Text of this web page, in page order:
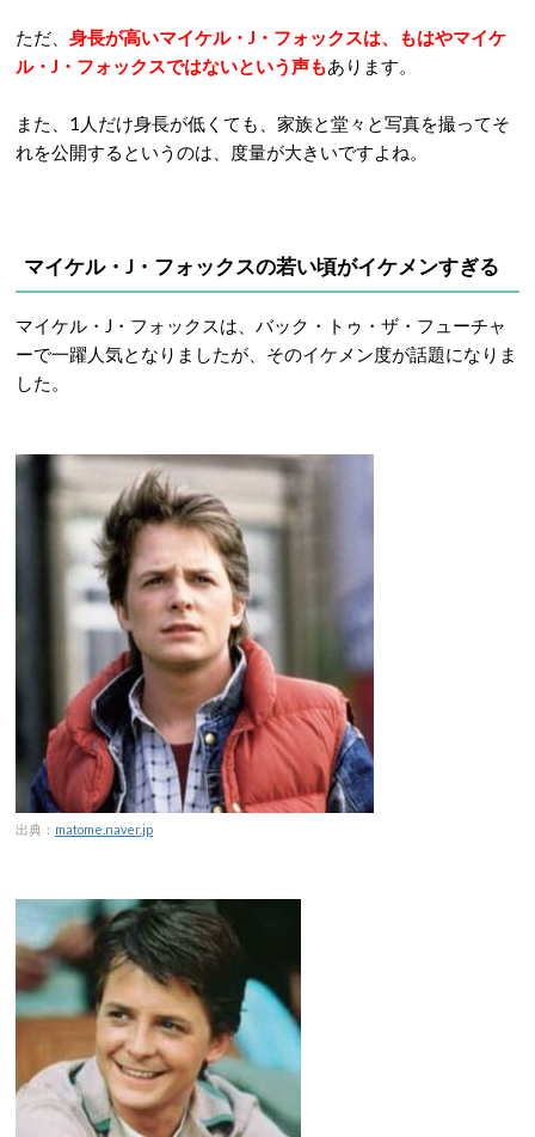
ただ、 身長が高いマイケル・J・フォックスは、もはやマイケ
ル・J・フォックスではないという声もあります。
また、1人だけ身長が低くても、家族と堂々と写真を撮ってそ
れを公開するというのは、度量が大きいですよね。
マイケル・J・フォックスの若い頃がイケメンすぎる
マイケル・J・フォックスは、バック・トゥ・ザ・フューチャ
ーで一躍人気となりましたが、そのイケメン度が話題になりま
した。
出典： matome.naver.jp